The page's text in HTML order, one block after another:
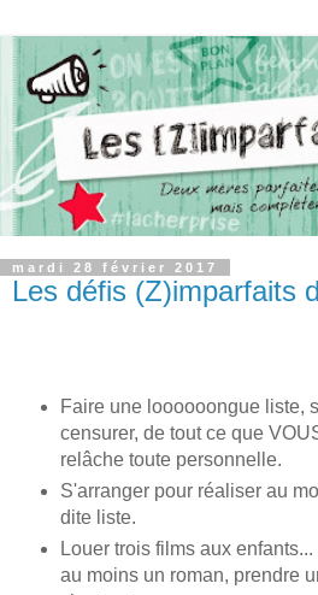
mardi 28 février 2017
Les défis (Z)imparfaits
Faire une loooooongue liste,
censurer, de tout ce que
relâche toute personnelle.
S'arranger pour réaliser au
dite liste.
Louer trois films aux
au moins un roman, prendre